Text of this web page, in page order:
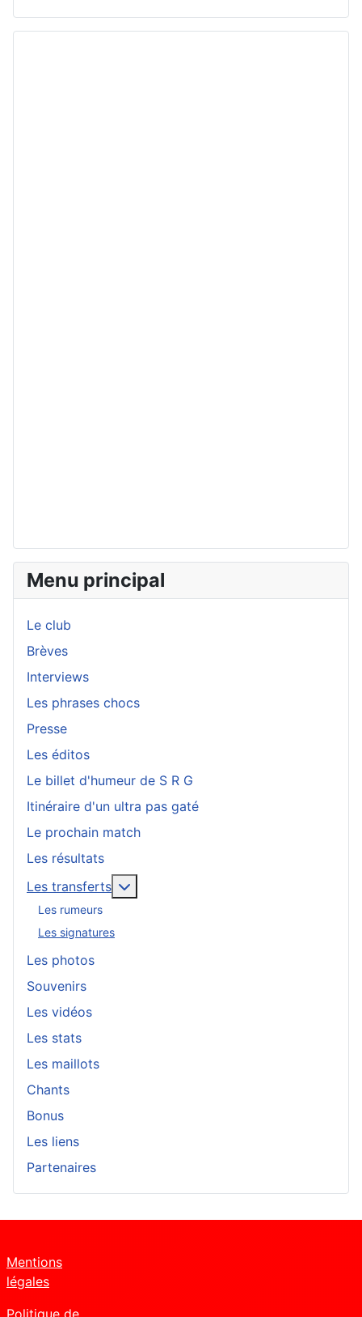
Menu principal
Le club
Brèves
Interviews
Les phrases chocs
Presse
Les éditos
Le billet d'humeur de S R G
Itinéraire d'un ultra pas gaté
Le prochain match
Les résultats
Les transferts
Les rumeurs
Les signatures
Les photos
Souvenirs
Les vidéos
Les stats
Les maillots
Chants
Bonus
Les liens
Partenaires
Mentions
légales
Politique de